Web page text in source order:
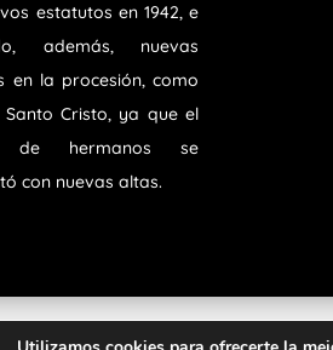
estatutos en 1942, e
además, nuevas
en la procesión, como
Cristo, ya que el
de hermanos se
con nuevas altas.